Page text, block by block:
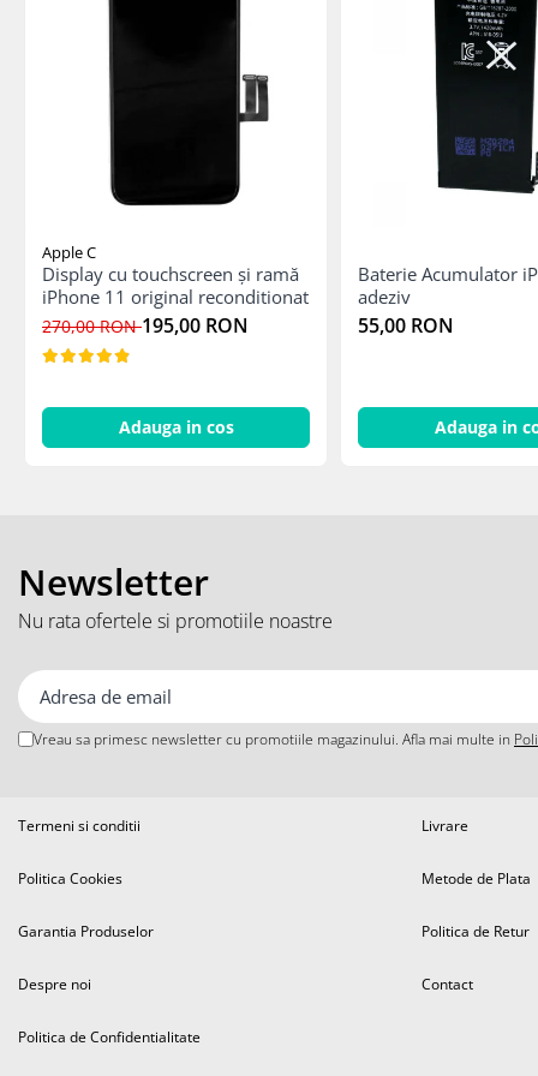
MacBook Air
MacBook Pro
Componente
iPhone 11
iPhone 11 Pro
iPhone 11 Pro Max
iPhone 12
iPhone 12 Pro
iPhone 12 Pro Max
iPhone 13 Pro Max
iPhone 14
iPhone 14 Pro
iPhone 14 Pro Max
iPhone 15
iPhone 15 Pro Max
iPhone 16 Pro
iPhone 5
iPhone 6
Apple C
Display cu touchscreen și ramă
iPhone 11 original reconditionat
270,00 RON195,00 RON
Adauga in cos
Baterie Acumulator
adeziv
55,00 RON
Adauga in
Newsletter
Nu rata ofertele si promotiile noastre
Vreau sa primesc newsletter cu promotiile magazinului. Afla mai multe in
Termeni si conditii
Politica Cookies
Garantia Produselor
Despre noi
Politica de Confidentialitate
Livrare
Metode de Plata
Politica de Retur
Contact